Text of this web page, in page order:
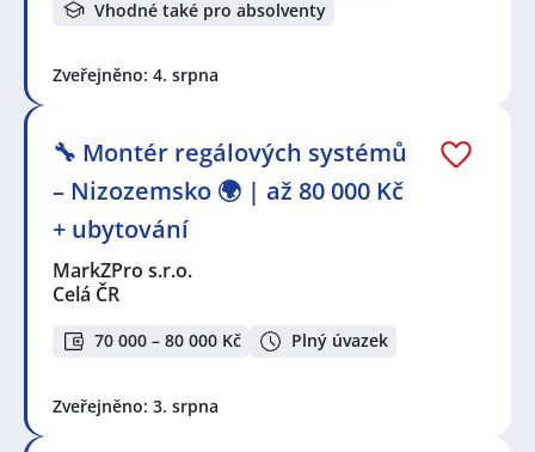
Vhodné také pro absolventy
Zveřejněno: 4. srpna
🔧 Montér regálových systémů
– Nizozemsko 🌍 | až 80 000 Kč
+ ubytování
MarkZPro s.r.o.
Celá ČR
70 000 – 80 000 Kč Plný úvazek
Zveřejněno: 3. srpna